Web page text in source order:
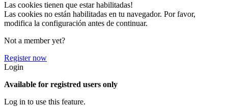
Las cookies tienen que estar habilitadas!
Las cookies no están habilitadas en tu navegador. Por favor,
modifica la configuración antes de continuar.
Not a member yet?
Register now
Login
Available for registred users only
Log in to use this feature.